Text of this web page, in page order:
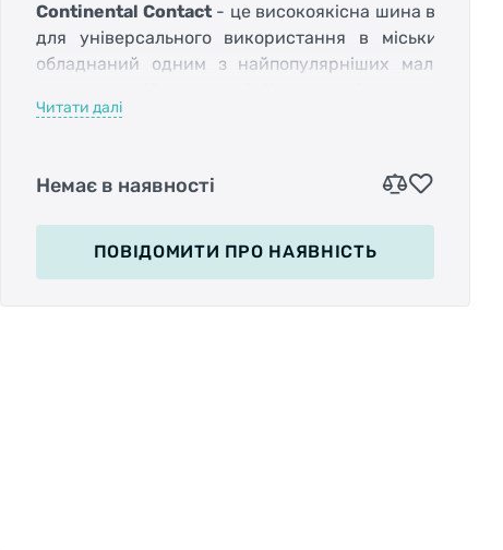
Continental Contact- це високоякісна шина від
для універсального використання в міських
обладнаний одним з найпопулярніших малюнків
поверхні, забезпечуючи хороший накат і зчеплення, а
заметів на поворотах або під час гальмування.
З антипрокольного захисту можна відзначити
Breaker, яка забезпечує належний опір
їзду. Покришка Contact має четвертий рівень
Читати далі
Немає в наявності
ПОВІДОМИТИ ПРО НАЯВНІСТЬ